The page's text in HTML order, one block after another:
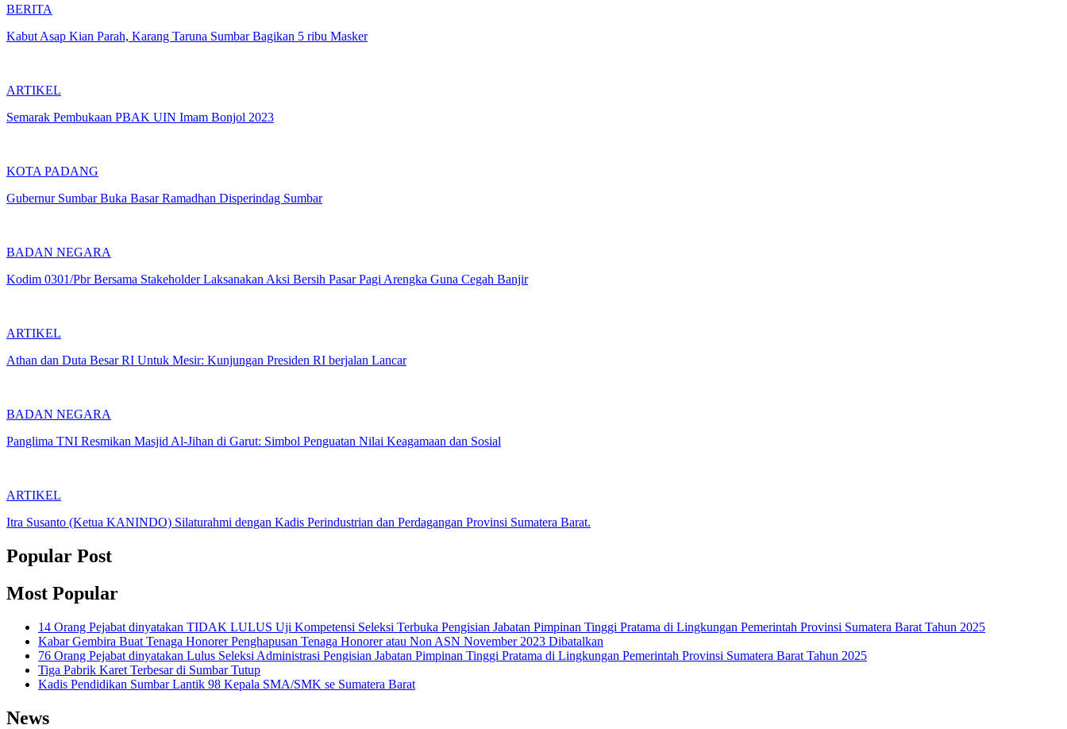
BERITA
Kabut Asap Kian Parah, Karang Taruna Sumbar Bagikan 5 ribu Masker
ARTIKEL
Semarak Pembukaan PBAK UIN Imam Bonjol 2023
KOTA PADANG
Gubernur Sumbar Buka Basar Ramadhan Disperindag Sumbar
BADAN NEGARA
Kodim 0301/Pbr Bersama Stakeholder Laksanakan Aksi Bersih Pasar Pagi Arengka Guna Cegah Banjir
ARTIKEL
Athan dan Duta Besar RI Untuk Mesir: Kunjungan Presiden RI berjalan Lancar
BADAN NEGARA
Panglima TNI Resmikan Masjid Al-Jihan di Garut: Simbol Penguatan Nilai Keagamaan dan Sosial
ARTIKEL
Itra Susanto (Ketua KANINDO) Silaturahmi dengan Kadis Perindustrian dan Perdagangan Provinsi Sumatera Barat.
Popular Post
Most Popular
14 Orang Pejabat dinyatakan TIDAK LULUS Uji Kompetensi Seleksi Terbuka Pengisian Jabatan Pimpinan Tinggi Pratama di Lingkungan Pemerintah Provinsi Sumatera Barat Tahun 2025
Kabar Gembira Buat Tenaga Honorer Penghapusan Tenaga Honorer atau Non ASN November 2023 Dibatalkan
76 Orang Pejabat dinyatakan Lulus Seleksi Administrasi Pengisian Jabatan Pimpinan Tinggi Pratama di Lingkungan Pemerintah Provinsi Sumatera Barat Tahun 2025
Tiga Pabrik Karet Terbesar di Sumbar Tutup
Kadis Pendidikan Sumbar Lantik 98 Kepala SMA/SMK se Sumatera Barat
News